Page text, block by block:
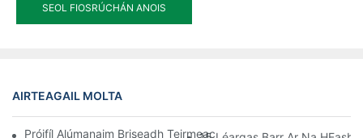
SEOL FIOSRÚCHÁN ANOIS
AIRTEAGAIL MOLTA
Próifíl Alúmanaim Briseadh Teirmeach A Thionól Go Tapa Sa